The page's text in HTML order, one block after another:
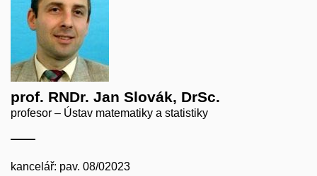
prof. RNDr. Jan Slovák, DrSc.
profesor – Ústav matematiky a statistiky
kancelář: pav. 08/02023